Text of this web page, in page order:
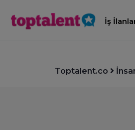
İş
Toptalent.co